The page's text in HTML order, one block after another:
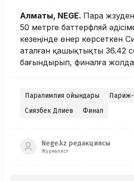
Алматы, NEGE. Пара
50 метрге баттерфляй
кезеңінде өнер көрсеткен
аталған қашықтықты 36.42
бағындырып, финалға
Паралимпия ойындары
Париж-
Сиязбек Дәлиев
Финал
Nege.kz редакциясы
Журналист